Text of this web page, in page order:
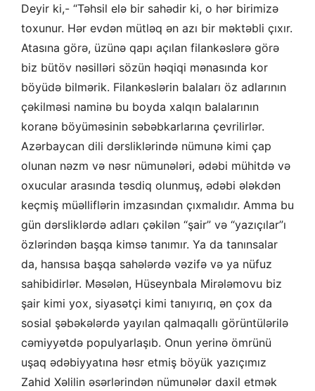
Deyir ki,- “Təhsil elə bir sahədir ki, o hər birimizə
toxunur. Hər evdən mütləq ən azı bir məktəbli çıxır.
Atasına görə, üzünə qapı açılan filankəslərə görə
biz bütöv nəsilləri sözün həqiqi mənasında kor
böyüdə bilmərik. Filankəslərin balaları öz adlarının
çəkilməsi naminə bu boyda xalqın balalarının
koranə böyüməsinin səbəbkarlarına çevrilirlər.
Azərbaycan dili dərsliklərində nümunə kimi çap
olunan nəzm və nəsr nümunələri, ədəbi mühitdə və
oxucular arasında təsdiq olunmuş, ədəbi ələkdən
keçmiş müəlliflərin imzasından çıxmalıdır. Amma bu
gün dərsliklərdə adları çəkilən “şair” və “yazıçılar”ı
özlərindən başqa kimsə tanımır. Ya da tanınsalar
da, hansısa başqa sahələrdə vəzifə və ya nüfuz
sahibidirlər. Məsələn, Hüseynbala Mirələmovu biz
şair kimi yox, siyasətçi kimi tanıyırıq, ən çox da
sosial şəbəkələrdə yayılan qalmaqallı görüntülərilə
cəmiyyətdə populyarlaşıb. Onun yerinə ömrünü
uşaq ədəbiyyatına həsr etmiş böyük yazıçımız
Zahid Xəlilin əsərlərindən nümunələr daxil etmək